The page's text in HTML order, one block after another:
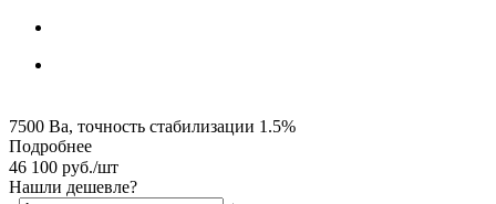
7500 Ва, точность стабилизации 1.5%
Подробнее
46 100 руб./шт
Нашли дешевле?